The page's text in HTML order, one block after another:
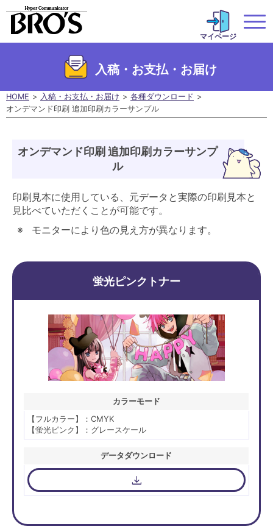
マイページ
入稿・お支払・お届け
HOME 入稿・お支払・お届け
各種ダウンロード
オンデマンド印刷 追加印刷カラーサンプル
オンデマンド印刷 追加印刷カラーサンプ
ル
印刷見本に使用している、元データと実際の印刷見本と
見比べていただくことが可能です。
モニターにより色の見え方が異なります。
蛍光ピンクトナー
カラーモード
【フルカラー】：CMYK
【蛍光ピンク】：グレースケール
データダウンロード